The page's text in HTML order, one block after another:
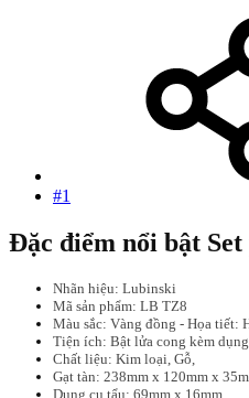
#1
Đặc điểm nổi bật
Nhãn hiệu: Lubinski
Mã sản phẩm: LB TZ8
Màu sắc: Vàng đồng - Họa tiết:
Tiện ích: Bật lửa cong kèm
Chất liệu: Kim loại, Gỗ,
Gạt tàn: 238mm x 120mm x
Dụng cụ tẩu: 69mm x 16mm